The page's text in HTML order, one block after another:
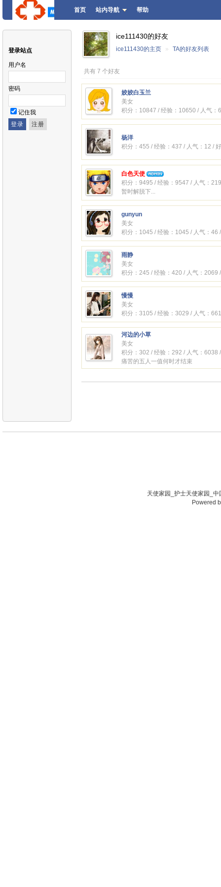
首页 站内导航 帮助
登录站点
用户名
密码
记住我
ice111430的好友
ice111430的主页 » TA的好友列表
共有 7 个好友
姣姣白玉兰
美女
积分：10847 / 经验：10650 / 人气：
杨洋
积分：455 / 经验：437 / 人气：12 /
白色天使
积分：9495 / 经验：9547 / 人气：
暂时解脱下...
gunyun
美女
积分：1045 / 经验：1045 / 人气：46
雨静
美女
积分：245 / 经验：420 / 人气：2069
慢慢
美女
积分：3105 / 经验：3029 / 人气：
河边的小草
美女
积分：302 / 经验：292 / 人气：6038
痛苦的五人一值何时才结束
天使家园_护士天使家园_
Powered